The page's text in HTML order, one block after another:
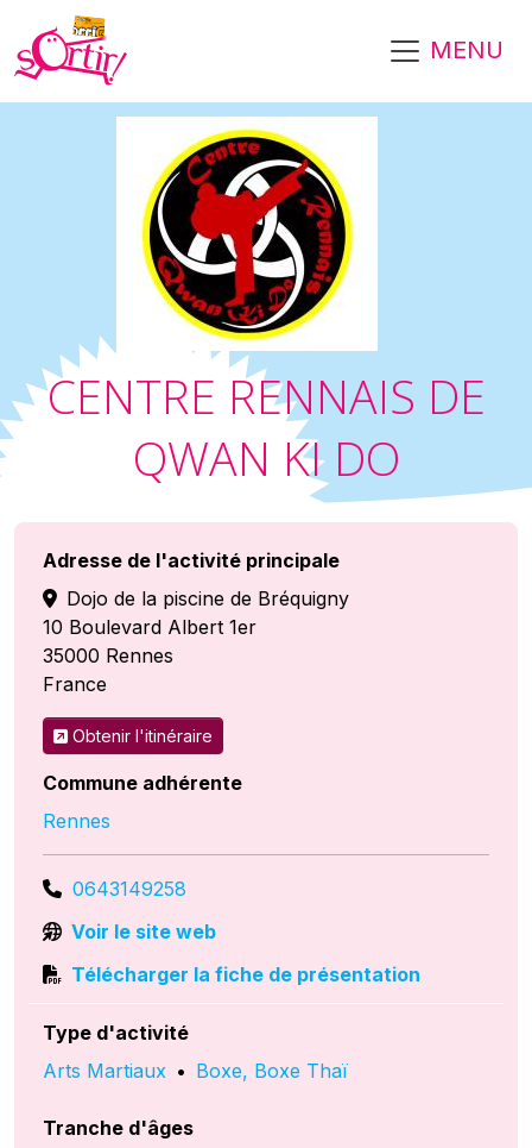
MENU
CENTRE RENNAIS DE
QWAN KI DO
Adresse de l'activité principale
Dojo de la piscine de Bréquigny
10 Boulevard Albert 1er
35000 Rennes
France
Obtenir l'itinéraire
Commune adhérente
Rennes
0643149258
Voir le site web
Télécharger la fiche de présentation
Type d'activité
Arts Martiaux • Boxe, Boxe Thaï
Tranche d'âges